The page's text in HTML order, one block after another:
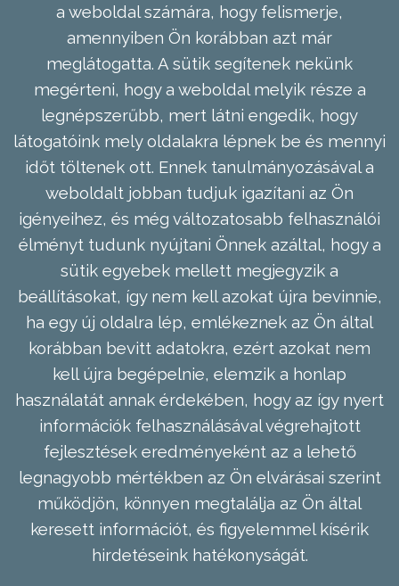
a weboldal számára, hogy felismerje,
amennyiben Ön korábban azt már
meglátogatta. A sütik segítenek nekünk
megérteni, hogy a weboldal melyik része a
legnépszerűbb, mert látni engedik, hogy
látogatóink mely oldalakra lépnek be és mennyi
időt töltenek ott. Ennek tanulmányozásával a
weboldalt jobban tudjuk igazítani az Ön
igényeihez, és még változatosabb felhasználói
élményt tudunk nyújtani Önnek azáltal, hogy a
sütik egyebek mellett megjegyzik a
beállításokat, így nem kell azokat újra bevinnie,
ha egy új oldalra lép, emlékeznek az Ön által
korábban bevitt adatokra, ezért azokat nem
kell újra begépelnie, elemzik a honlap
használatát annak érdekében, hogy az így nyert
információk felhasználásával végrehajtott
fejlesztések eredményeként az a lehető
legnagyobb mértékben az Ön elvárásai szerint
működjön, könnyen megtalálja az Ön által
keresett információt, és figyelemmel kísérik
hirdetéseink hatékonyságát.